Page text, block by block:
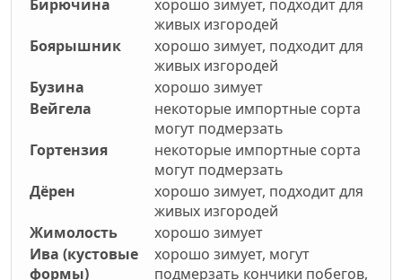
Бирючина
хорошо зимует, подходит для
живых изгородей
Боярышник
хорошо зимует, подходит для
живых изгородей
Бузина
хорошо зимует
Вейгела
некоторые импортные сорта
могут подмерзать
Гортензия
некоторые импортные сорта
могут подмерзать
Дёрен
хорошо зимует, подходит для
живых изгородей
Жимолость
хорошо зимует
Ива (кустовые
формы)
хорошо зимует, могут
подмерзать кончики побегов,